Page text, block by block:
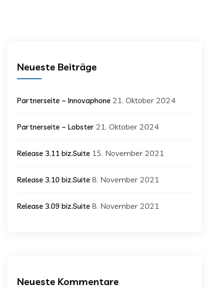
Neueste Beiträge
Partnerseite – Innovaphone 21. Oktober 2024
Partnerseite – Lobster 21. Oktober 2024
Release 3.11 biz.Suite 15. November 2021
Release 3.10 biz.Suite 8. November 2021
Release 3.09 biz.Suite 8. November 2021
Neueste Kommentare